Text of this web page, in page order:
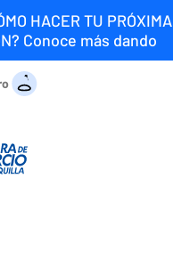
HACER TU PRÓXIMA
Conoce más dando